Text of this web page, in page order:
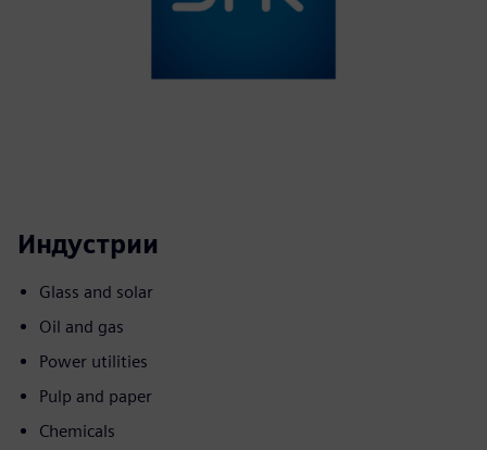
Индустрии
Glass and solar
Oil and gas
Power utilities
Pulp and paper
Chemicals